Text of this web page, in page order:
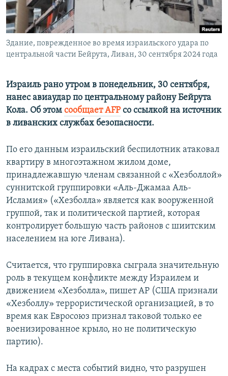
ПОБЕДИТЕЛЕЙ НЕ СУДЯТ?
КРЫМ.НЕПОКОРЕННЫЙ
ELIFBE
ПРИСОЕДИНЯЙТЕСЬ!
Здание, поврежденное во время израильского удара по
центральной части Бейрута, Ливан, 30 сентября 2024 года
Израиль рано утром в понедельник, 30 сентября,
нанес авиаудар по центральному району Бейрута
Кола. Об этом сообщает AFP со ссылкой на источник
в ливанских службах безопасности.
По его данным израильский беспилотник атаковал
квартиру в многоэтажном жилом доме,
принадлежавшую членам связанной с «Хезболлой»
суннитской группировки «Аль-Джамаа Аль-
Исламия» («Хезболла» является как вооруженной
группой, так и политической партией, которая
контролирует большую часть районов с шиитским
населением на юге Ливана).
Считается, что группировка сыграла значительную
роль в текущем конфликте между Израилем и
движением «Хезболла», пишет АР (США признали
«Хезболлу» террористической организацией, в то
время как Евросоюз признал таковой только ее
военизированное крыло, но не политическую
партию).
На кадрах с места событий видно, что разрушен